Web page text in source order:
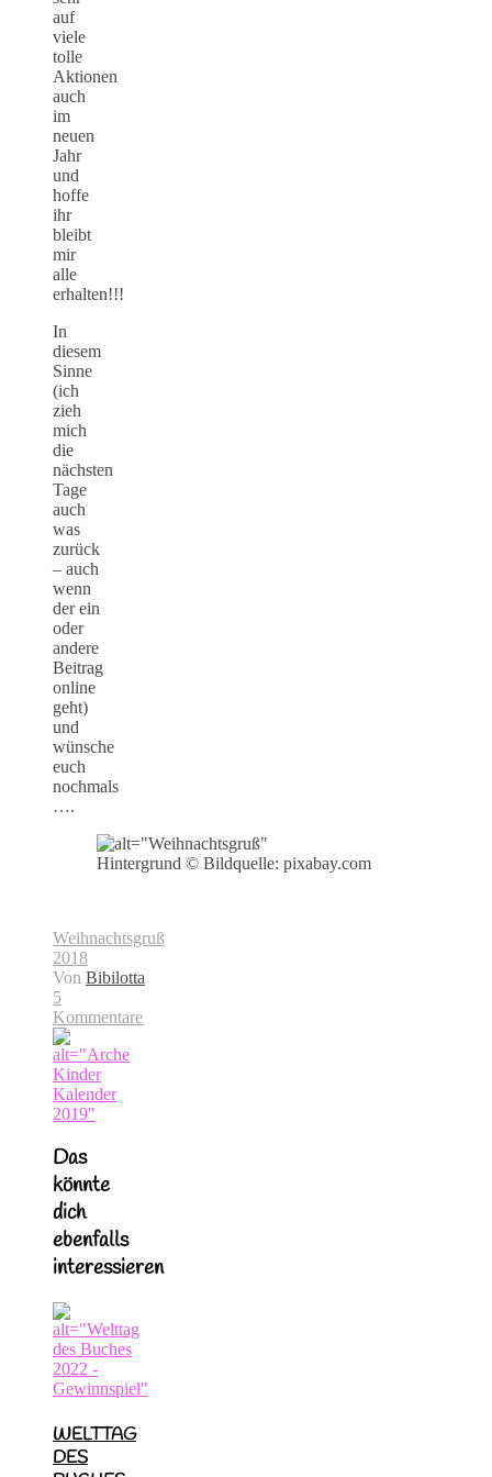
auf
viele
tolle
Aktionen
auch
im
neuen
Jahr
und
hoffe
ihr
bleibt
mir
alle
erhalten!!!
In
diesem
Sinne
(ich
zieh
mich
die
nächsten
Tage
auch
was
zurück
– auch
wenn
der ein
oder
andere
Beitrag
online
geht)
und
wünsche
euch
nochmals
….
Hintergrund © Bildquelle: pixabay.com
Weihnachtsgruß
2018
Von Bibilotta
5
Kommentare
Das
könnte
dich
ebenfalls
interessieren
WELTTAG
DES